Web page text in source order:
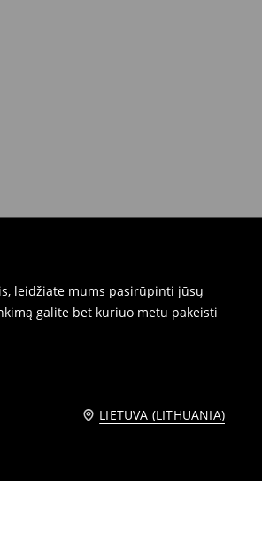
leidžiate mums pasirūpinti jūsų
galite bet kuriuo metu pakeisti
LIETUVA (LITHUANIA)